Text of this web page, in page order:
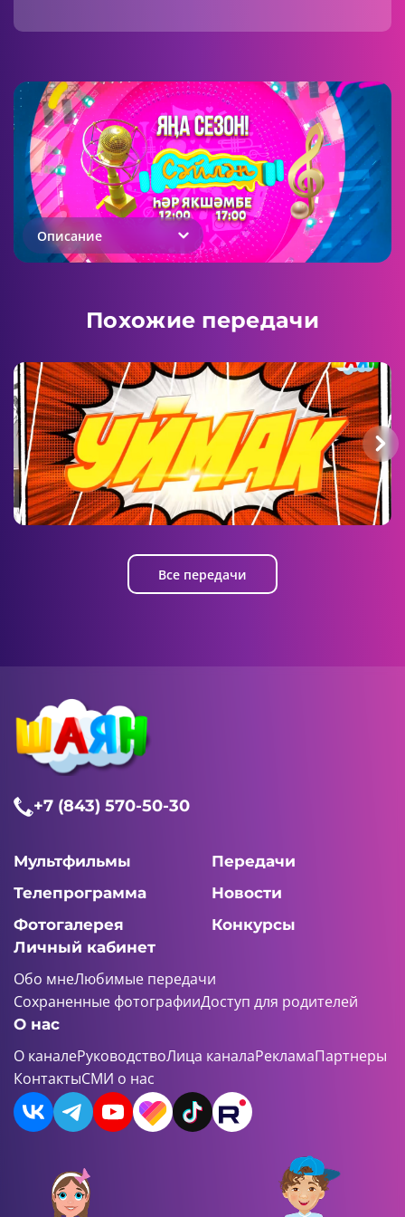
Описание
Похожие передачи
Все передачи
+7 (843) 570-50-30
Мультфильмы
Передачи
Телепрограмма
Новости
Фотогалерея
Конкурсы
Личный кабинет
Обо мнеЛюбимые передачи
Сохраненные фотографииДоступ для родителей
О нас
О каналеРуководствоЛица каналаРекламаПартнеры
КонтактыСМИ о нас